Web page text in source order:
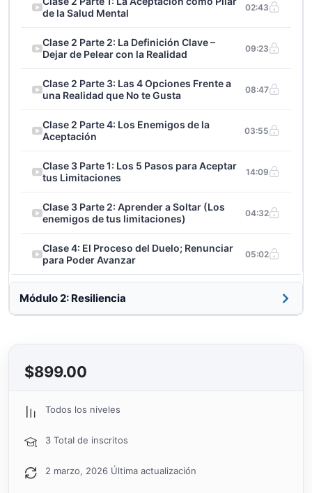
sin problemas te debilita y cómo convertir la
invencible.
enemigos silenciosos de tu crecimiento (desde el
atado al drama.
Pescas”:3 estrategias prácticas y contundentes
para salir de cualquier hoyo emocional cuando la
teoría ya no es suficiente.
de construir tu balsa, enfrentar la corriente y
conquistar tu paz.
de la Salud Mental
02:43
Clase 2 Parte 2: La Definición Clave –
Dejar de Pelear con la Realidad
09:23
Clase 2 Parte 3: Las 4 Opciones Frente a
una Realidad que No te Gusta
08:47
Clase 2 Parte 4: Los Enemigos de la
Aceptación
03:55
Clase 3 Parte 1: Los 5 Pasos para Aceptar
tus Limitaciones
14:09
Clase 3 Parte 2: Aprender a Soltar (Los
enemigos de tus limitaciones)
04:32
Clase 4: El Proceso del Duelo; Renunciar
para Poder Avanzar
05:02
Módulo 2: Resiliencia
$899.00
Todos los niveles
3 TotaI de inscritos
2 marzo, 2026 Última actualización